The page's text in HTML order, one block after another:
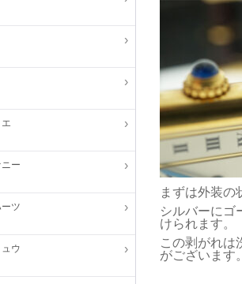
まずは外装の
シルバーにゴ
けられます。
この剥がれは
がございます。
ー
ツ
ウ